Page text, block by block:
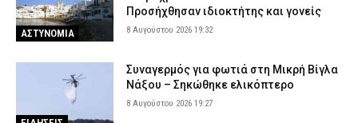
ΑΣΤΥΝΟΜΙΑ
Προσήχθησαν ιδιοκτήτης και γονείς
8 Αυγούστου 2026 19:32
Συναγερμός για φωτιά στη Μικρή Βίγλα
Νάξου – Σηκώθηκε ελικόπτερο
8 Αυγούστου 2026 19:27